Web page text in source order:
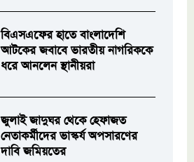
বিএসএফের হাতে বাংলাদেশি
আটকের জবাবে ভারতীয় নাগরিককে
ধরে আনলেন স্থানীয়রা
জুলাই জাদুঘর থেকে হেফাজত
নেতাকর্মীদের ভাস্কর্য অপসারণের
দাবি জমিয়তের